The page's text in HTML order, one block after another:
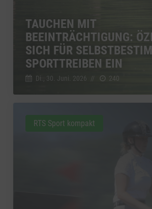
TAUCHEN MIT
BEEINTRÄCHTIGUNG:
SICH FÜR
SPORTTREIBEN EIN
Di., 30. Juni. 2026 // 240
RTS Sport kompakt